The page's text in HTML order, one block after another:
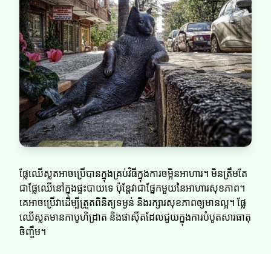
ផ្លែឈើស្លត​​អាចប្រើបានក្នុងគ្រប់វិធីក្នុងការចម្អិនអាហារ។ មិនត្រឹមតែ
ជាផ្លែឈើនៅក្នុងផ្ទះបាយទេ ប៉ុន្តែវាជាផ្នែកមួយនៃអាហារសុខភាព។
គេអាចប្រើវាដើម្បីត្រួតពិនិត្យទម្ងន់ និងរក្សារសុខភាពឲ្យមានល្អ។ ផ្លែ
ឈើស្លត​​មានកាបូហិដ្រាត និងផាស៊ីតដែលជួយក្នុងការបំបូតសារធាតុ
ចិញ្ចឹម។